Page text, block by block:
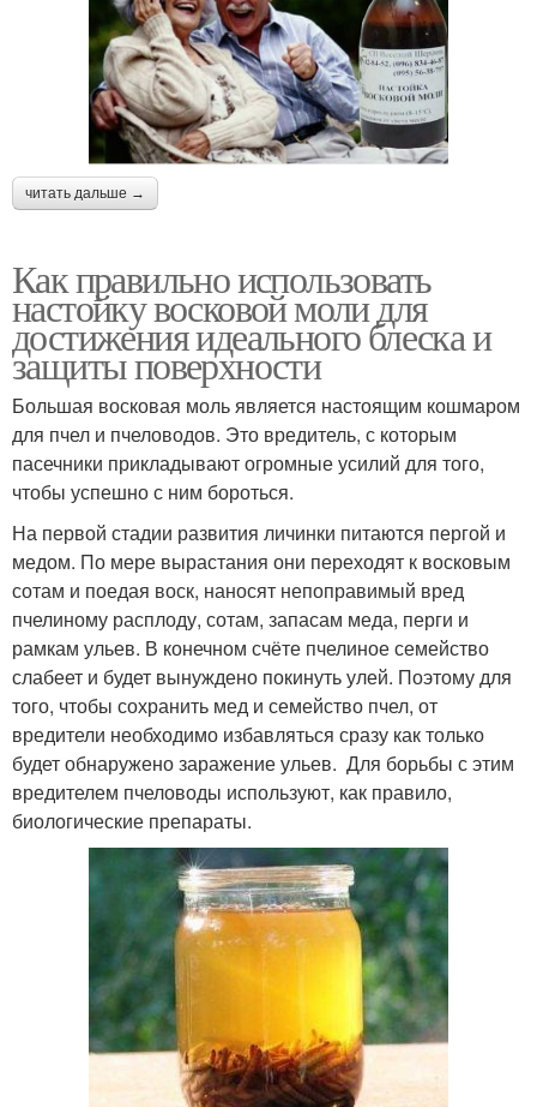
читать дальше →
Как правильно использовать
настойку восковой моли для
достижения идеального блеска и
защиты поверхности
Большая восковая моль является настоящим кошмаром
для пчел и пчеловодов. Это вредитель, с которым
пасечники прикладывают огромные усилий для того,
чтобы успешно с ним бороться.
На первой стадии развития личинки питаются пергой и
медом. По мере вырастания они переходят к восковым
сотам и поедая воск, наносят непоправимый вред
пчелиному расплоду, сотам, запасам меда, перги и
рамкам ульев. В конечном счёте пчелиное семейство
слабеет и будет вынуждено покинуть улей. Поэтому для
того, чтобы сохранить мед и семейство пчел, от
вредители необходимо избавляться сразу как только
будет обнаружено заражение ульев. Для борьбы с этим
вредителем пчеловоды используют, как правило,
биологические препараты.